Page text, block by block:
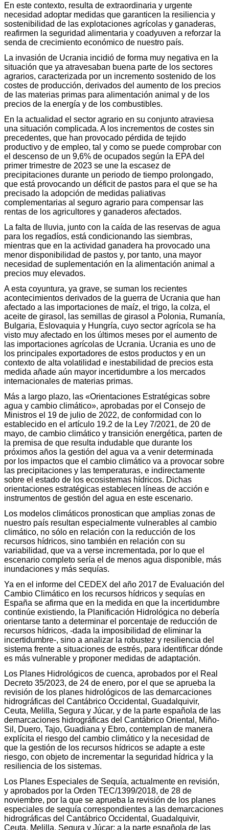
En este contexto, resulta de extraordinaria y urgente
necesidad adoptar medidas que garanticen la resiliencia y
sostenibilidad de las explotaciones agrícolas y ganaderas,
reafirmen la seguridad alimentaria y coadyuven a reforzar la
senda de crecimiento económico de nuestro país.
La invasión de Ucrania incidió de forma muy negativa en la
situación que ya atravesaban buena parte de los sectores
agrarios, caracterizada por un incremento sostenido de los
costes de producción, derivados del aumento de los precios
de las materias primas para alimentación animal y de los
precios de la energía y de los combustibles.
En la actualidad el sector agrario en su conjunto atraviesa
una situación complicada. A los incrementos de costes sin
precedentes, que han provocado pérdida de tejido
productivo y de empleo, tal y como se puede comprobar con
el descenso de un 9,6% de ocupados según la EPA del
primer trimestre de 2023 se une la escasez de
precipitaciones durante un periodo de tiempo prolongado,
que está provocando un déficit de pastos para el que se ha
precisado la adopción de medidas paliativas
complementarias al seguro agrario para compensar las
rentas de los agricultores y ganaderos afectados.
La falta de lluvia, junto con la caída de las reservas de agua
para los regadíos, está condicionando las siembras,
mientras que en la actividad ganadera ha provocado una
menor disponibilidad de pastos y, por tanto, una mayor
necesidad de suplementación en la alimentación animal a
precios muy elevados.
A esta coyuntura, ya grave, se suman los recientes
acontecimientos derivados de la guerra de Ucrania que han
afectado a las importaciones de maíz, el trigo, la colza, el
aceite de girasol, las semillas de girasol a Polonia, Rumanía,
Bulgaria, Eslovaquia y Hungría, cuyo sector agrícola se ha
visto muy afectado en los últimos meses por el aumento de
las importaciones agrícolas de Ucrania. Ucrania es uno de
los principales exportadores de estos productos y en un
contexto de alta volatilidad e inestabilidad de precios esta
medida añade aún mayor incertidumbre a los mercados
internacionales de materias primas.
Más a largo plazo, las «Orientaciones Estratégicas sobre
agua y cambio climático», aprobadas por el Consejo de
Ministros el 19 de julio de 2022, de conformidad con lo
establecido en el artículo 19.2 de la Ley 7/2021, de 20 de
mayo, de cambio climático y transición energética, parten de
la premisa de que resulta indudable que durante los
próximos años la gestión del agua va a venir determinada
por los impactos que el cambio climático va a provocar sobre
las precipitaciones y las temperaturas, e indirectamente
sobre el estado de los ecosistemas hídricos. Dichas
orientaciones estratégicas establecen líneas de acción e
instrumentos de gestión del agua en este escenario.
Los modelos climáticos pronostican que amplias zonas de
nuestro país resultan especialmente vulnerables al cambio
climático, no sólo en relación con la reducción de los
recursos hídricos, sino también en relación con su
variabilidad, que va a verse incrementada, por lo que el
escenario completo sería el de menos agua disponible, más
inundaciones y más sequías.
Ya en el informe del CEDEX del año 2017 de Evaluación del
Cambio Climático en los recursos hídricos y sequías en
España se afirma que en la medida en que la incertidumbre
continúe existiendo, la Planificación Hidrológica no debería
orientarse tanto a determinar el porcentaje de reducción de
recursos hídricos, -dada la imposibilidad de eliminar la
incertidumbre-, sino a analizar la robustez y resiliencia del
sistema frente a situaciones de estrés, para identificar dónde
es más vulnerable y proponer medidas de adaptación.
Los Planes Hidrológicos de cuenca, aprobados por el Real
Decreto 35/2023, de 24 de enero, por el que se aprueba la
revisión de los planes hidrológicos de las demarcaciones
hidrográficas del Cantábrico Occidental, Guadalquivir,
Ceuta, Melilla, Segura y Júcar, y de la parte española de las
demarcaciones hidrográficas del Cantábrico Oriental, Miño-
Sil, Duero, Tajo, Guadiana y Ebro, contemplan de manera
explícita el riesgo del cambio climático y la necesidad de
que la gestión de los recursos hídricos se adapte a este
riesgo, con objeto de incrementar la seguridad hídrica y la
resiliencia de los sistemas.
Los Planes Especiales de Sequía, actualmente en revisión,
y aprobados por la Orden TEC/1399/2018, de 28 de
noviembre, por la que se aprueba la revisión de los planes
especiales de sequía correspondientes a las demarcaciones
hidrográficas del Cantábrico Occidental, Guadalquivir,
Ceuta, Melilla, Segura y Júcar; a la parte española de las